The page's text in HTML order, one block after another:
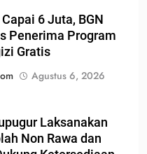
6 Juta, BGN
Penerima Program
Gratis
Agustus 6, 2026
Laksanakan
Non Rawa dan